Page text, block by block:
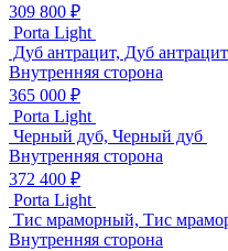
309 800 ₽
Porta Light
Дуб антрацит, Дуб антрацит
Внутренняя сторона
365 000 ₽
Porta Light
Черный дуб, Черный дуб
Внутренняя сторона
372 400 ₽
Porta Light
Тис мраморный, Тис
Внутренняя сторона